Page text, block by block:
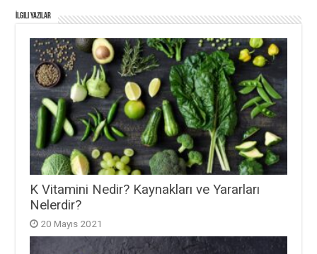
İlgili Yazılar
K Vitamini Nedir? Kaynakları ve Yararları
Nelerdir?
20 Mayıs 2021